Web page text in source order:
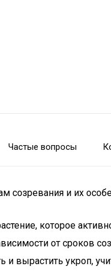
Частые вопросы
созревания и их
которое
от сроков
вырастить укроп,